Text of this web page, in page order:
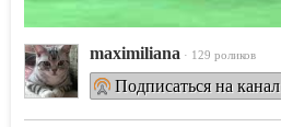
maximiliana · 129 роликов
Подписаться на канал